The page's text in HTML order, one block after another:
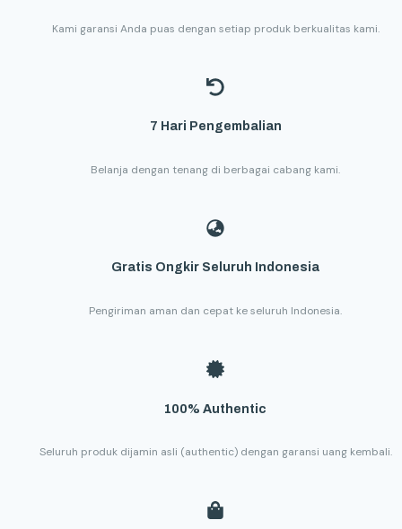
Kami garansi Anda puas dengan setiap produk berkualitas kami.
7 Hari Pengembalian
Belanja dengan tenang di berbagai cabang kami.
Gratis Ongkir Seluruh Indonesia
Pengiriman aman dan cepat ke seluruh Indonesia.
100% Authentic
Seluruh produk dijamin asli (authentic) dengan garansi uang kembali.